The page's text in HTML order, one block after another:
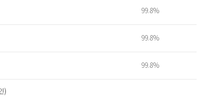
99.8%
99.8%
99.8%
)